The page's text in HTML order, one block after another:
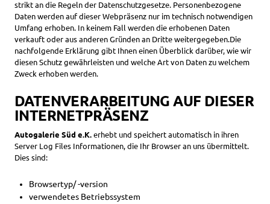
strikt an die Regeln der Datenschutzgesetze. Personenbezogene
Daten werden auf dieser Webpräsenz nur im technisch notwendigen
Umfang erhoben. In keinem Fall werden die erhobenen Daten
verkauft oder aus anderen Gründen an Dritte weitergegeben.Die
nachfolgende Erklärung gibt Ihnen einen Überblick darüber, wie wir
diesen Schutz gewährleisten und welche Art von Daten zu welchem
Zweck erhoben werden.
DATENVERARBEITUNG AUF DIESER
INTERNETPRÄSENZ
Autogalerie Süd e.K. erhebt und speichert automatisch in ihren
Server Log Files Informationen, die Ihr Browser an uns übermittelt.
Dies sind:
Browsertyp/ -version
verwendetes Betriebssystem